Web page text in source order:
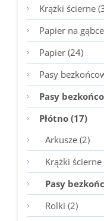
Krążki ścierne
Papier na
Papier (24)
Pasy
Pasy
Płótno (17)
Arkusze (2)
Krążki ścierne
Pasy
Rolki (2)